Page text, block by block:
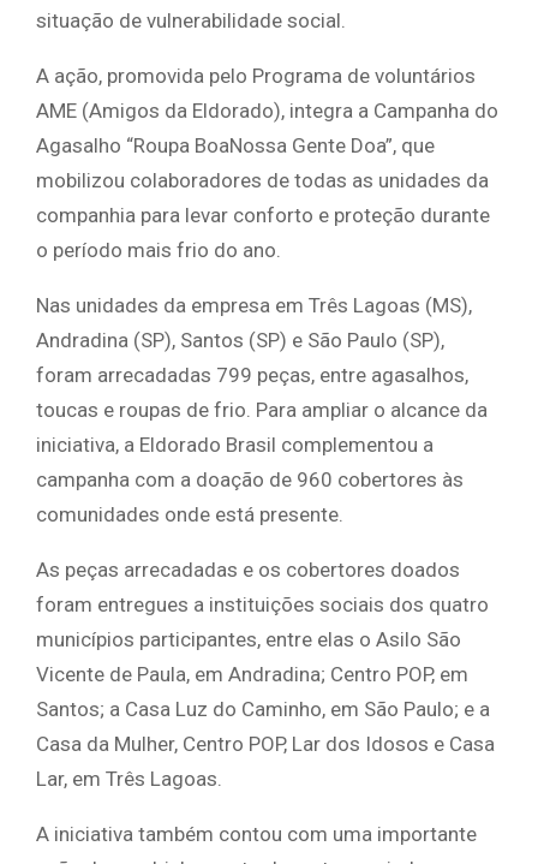
situação de vulnerabilidade social.
A ação, promovida pelo Programa de voluntários
AME (Amigos da Eldorado), integra a Campanha do
Agasalho “Roupa BoaNossa Gente Doa”, que
mobilizou colaboradores de todas as unidades da
companhia para levar conforto e proteção durante
o período mais frio do ano.
Nas unidades da empresa em Três Lagoas (MS),
Andradina (SP), Santos (SP) e São Paulo (SP),
foram arrecadadas 799 peças, entre agasalhos,
toucas e roupas de frio. Para ampliar o alcance da
iniciativa, a Eldorado Brasil complementou a
campanha com a doação de 960 cobertores às
comunidades onde está presente.
As peças arrecadadas e os cobertores doados
foram entregues a instituições sociais dos quatro
municípios participantes, entre elas o Asilo São
Vicente de Paula, em Andradina; Centro POP, em
Santos; a Casa Luz do Caminho, em São Paulo; e a
Casa da Mulher, Centro POP, Lar dos Idosos e Casa
Lar, em Três Lagoas.
A iniciativa também contou com uma importante